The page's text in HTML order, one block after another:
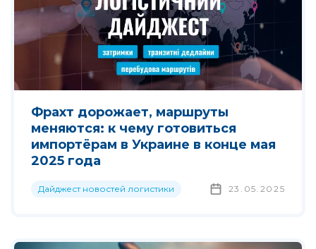
Фрахт дорожает, маршруты
меняются: к чему готовиться
импортёрам в Украине в конце мая
2025 года
Дайджест новостей логистики 23.05.2025